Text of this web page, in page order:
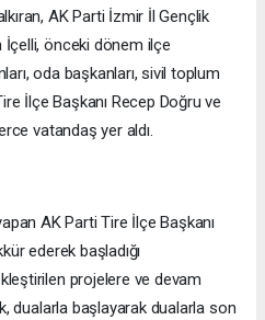
AK Parti İzmir İl Gençlik
İçelli, önceki dönem ilçe
oda başkanları, sivil toplum
İlçe Başkanı Recep Doğru ve
vatandaş yer aldı.
AK Parti Tire İlçe Başkanı
ederek başladığı
projelere ve devam
dualarla başlayarak dualarla son